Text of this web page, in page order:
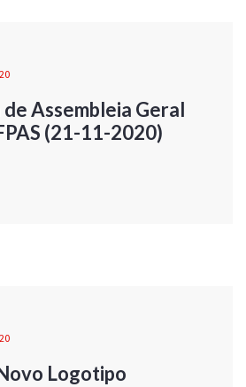
Assembleia Geral
(21-11-2020)
Logotipo